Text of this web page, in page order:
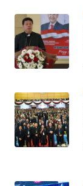
INFO
IKLAN
TENTANG
KAMI
PEDOMAN
MEDIA
SIBER